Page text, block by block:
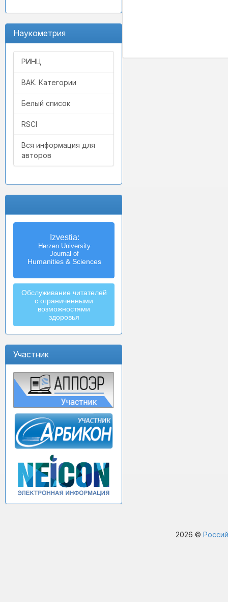
Наукометрия
РИНЦ
ВАК. Категории
Белый список
RSCI
Вся информация для
авторов
Izvestia:
Herzen University
Journal of
Humanities & Sciences
Обслуживание читателей
с ограниченными
возможностями
здоровья
Участник
2026 ©